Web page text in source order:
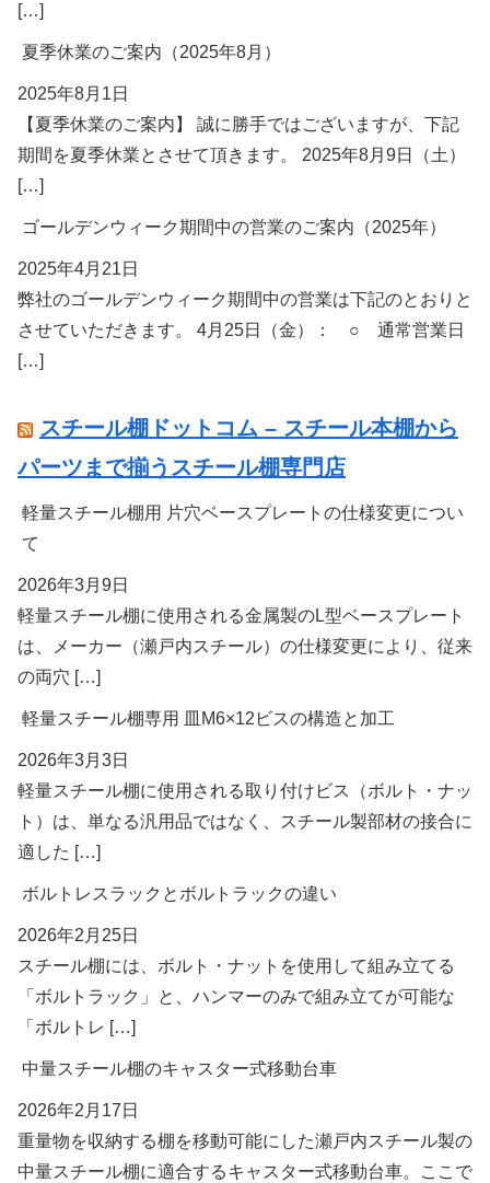
[…]
夏季休業のご案内（2025年8月）
2025年8月1日
【夏季休業のご案内】 誠に勝手ではございますが、下記
期間を夏季休業とさせて頂きます。 2025年8月9日（土）
[…]
ゴールデンウィーク期間中の営業のご案内（2025年）
2025年4月21日
弊社のゴールデンウィーク期間中の営業は下記のとおりと
させていただきます。 4月25日（金）： ○ 通常営業日
[…]
スチール棚ドットコム – スチール本棚から
パーツまで揃うスチール棚専門店
軽量スチール棚用 片穴ベースプレートの仕様変更につい
て
2026年3月9日
軽量スチール棚に使用される金属製のL型ベースプレート
は、メーカー（瀬戸内スチール）の仕様変更により、従来
の両穴 […]
軽量スチール棚専用 皿M6×12ビスの構造と加工
2026年3月3日
軽量スチール棚に使用される取り付けビス（ボルト・ナッ
ト）は、単なる汎用品ではなく、スチール製部材の接合に
適した […]
ボルトレスラックとボルトラックの違い
2026年2月25日
スチール棚には、ボルト・ナットを使用して組み立てる
「ボルトラック」と、ハンマーのみで組み立てが可能な
「ボルトレ […]
中量スチール棚のキャスター式移動台車
2026年2月17日
重量物を収納する棚を移動可能にした瀬戸内スチール製の
中量スチール棚に適合するキャスター式移動台車。ここで